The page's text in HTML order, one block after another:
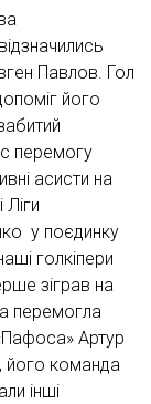
Павлов. Гол
його
перемогу
асисти на
у поєдинку
голкіпери
зіграв на
перемогла
Артур
його команда
інші